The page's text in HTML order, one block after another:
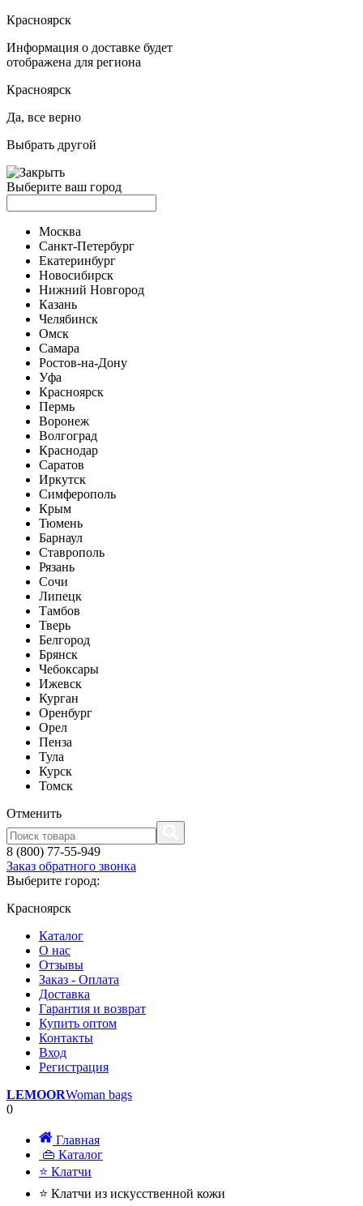
Красноярск
Информация о доставке будет
отображена для региона
Красноярск
Да, все верно
Выбрать другой
Выберите ваш город
Москва
Санкт-Петербург
Екатеринбург
Новосибирск
Нижний Новгород
Казань
Челябинск
Омск
Самара
Ростов-на-Дону
Уфа
Красноярск
Пермь
Воронеж
Волгоград
Краснодар
Саратов
Иркутск
Симферополь
Крым
Тюмень
Барнаул
Ставрополь
Рязань
Сочи
Липецк
Тамбов
Тверь
Белгород
Брянск
Чебоксары
Ижевск
Курган
Оренбург
Орел
Пенза
Тула
Курск
Томск
Отменить
8 (800) 77-55-949
Заказ обратного звонка
Выберите город:
Красноярск
Каталог
О нас
Отзывы
Заказ - Оплата
Доставка
Гарантия и возврат
Купить оптом
Контакты
Вход
Регистрация
LEMOORWoman bags
0
Главная
👜 Каталог
⭐ Клатчи
⭐ Клатчи из искусственной кожи